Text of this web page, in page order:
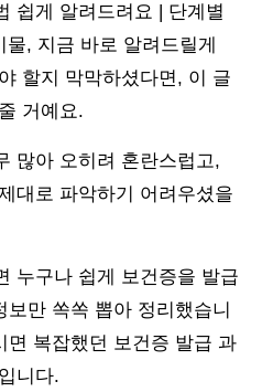
쉽게 알려드려요 | 단계별
, 지금 바로 알려드릴게
할지 막막하셨다면, 이 글
거예요.
많아 오히려 혼란스럽고,
대로 파악하기 어려우셨을
누구나 쉽게 보건증을 발급
만 쏙쏙 뽑아 정리했습니
면 복잡했던 보건증 발급 과
니다.